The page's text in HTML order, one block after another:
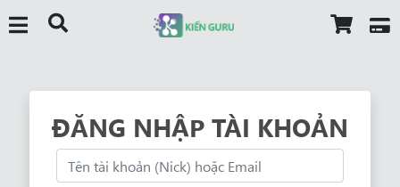
ĐĂNG NHẬP TÀI KHOẢN